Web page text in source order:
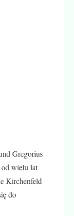
Gregorius
wielu lat
Kirchenfeld
do